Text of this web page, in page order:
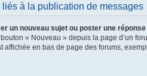
liés à la publication de messages
un nouveau sujet ou poster une réponse
« Nouveau » depuis la page d’un
affichée en bas de page des forums,